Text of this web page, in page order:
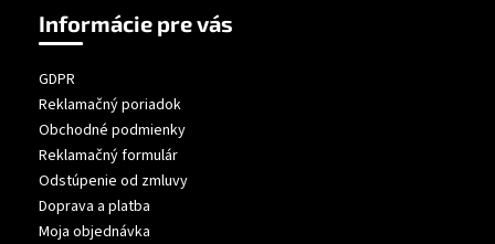
Informácie pre vás
GDPR
Reklamačný poriadok
Obchodné podmienky
Reklamačný formulár
Odstúpenie od zmluvy
Doprava a platba
Moja objednávka